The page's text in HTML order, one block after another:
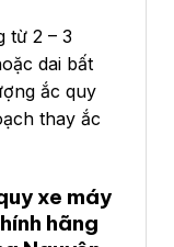
từ 2 – 3
dai bất
ắc quy
thay ắc
xe máy
hãng